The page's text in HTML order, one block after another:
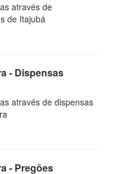
através de
de Itajubá
- Dispensas
através de dispensas
- Pregões